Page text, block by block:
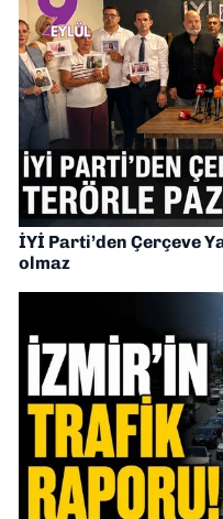
İYİ Parti’den Çerçeve
olmaz